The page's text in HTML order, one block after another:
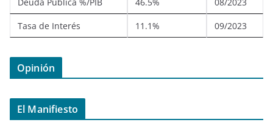
Tasa de Interés 11.1% 09/2023
Opinión
El Manifiesto